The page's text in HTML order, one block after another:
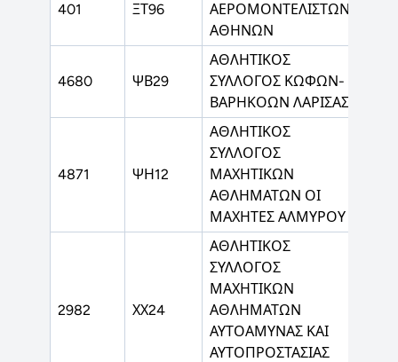
401 ΞΤ96
ΑΕΡΟΜΟΝΤΕΛΙΣΤΩΝ
ΑΘΗΝΩΝ
4680 ΨΒ29
ΑΘΛΗΤΙΚΟΣ
ΣΥΛΛΟΓΟΣ ΚΩΦΩΝ-
ΒΑΡΗΚΟΩΝ ΛΑΡΙΣΑΣ
4871 ΨΗ12
ΑΘΛΗΤΙΚΟΣ
ΣΥΛΛΟΓΟΣ
ΜΑΧΗΤΙΚΩΝ
ΑΘΛΗΜΑΤΩΝ ΟΙ
ΜΑΧΗΤΕΣ ΑΛΜΥΡΟΥ
2982 ΧΧ24
ΑΘΛΗΤΙΚΟΣ
ΣΥΛΛΟΓΟΣ
ΜΑΧΗΤΙΚΩΝ
ΑΘΛΗΜΑΤΩΝ
ΑΥΤΟΑΜΥΝΑΣ ΚΑΙ
ΑΥΤΟΠΡΟΣΤΑΣΙΑΣ